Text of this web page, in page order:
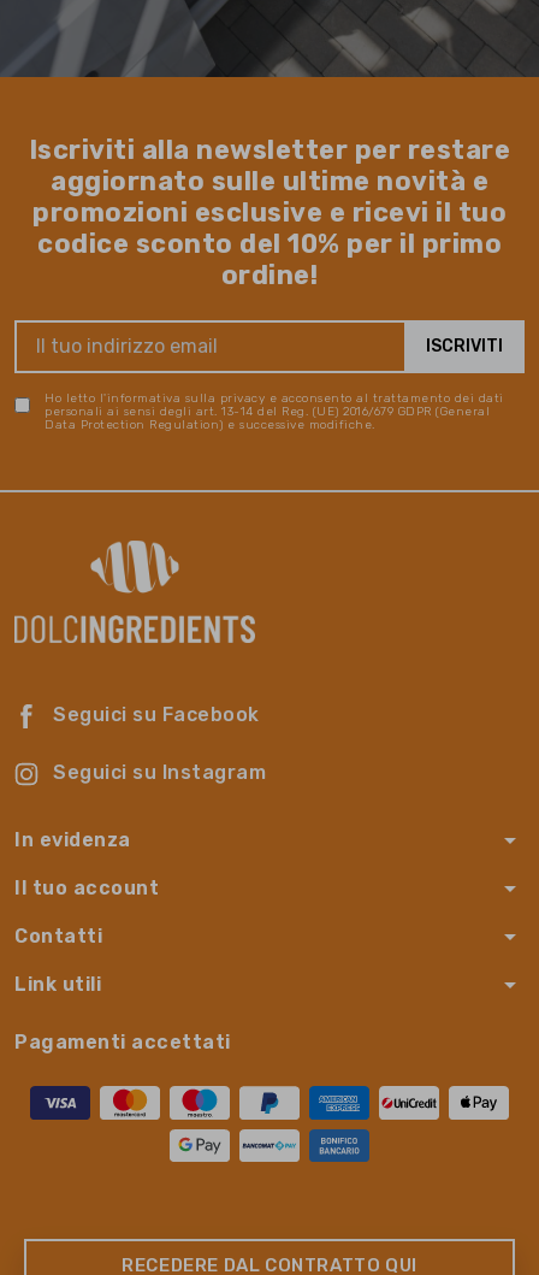
Iscriviti alla newsletter per restare
aggiornato sulle ultime novità e
promozioni esclusive e ricevi il tuo
codice sconto del 10% per il primo
ordine!
Ho letto l'informativa sulla privacy e acconsento al trattamento dei dati
personali ai sensi degli art. 13-14 del Reg. (UE) 2016/679 GDPR (General
Data Protection Regulation) e successive modifiche.
Seguici su Facebook
Seguici su Instagram
In evidenza arrow_drop_down
Il tuo account arrow_drop_down
Contatti arrow_drop_down
Link utili arrow_drop_down
Pagamenti accettati
RECEDERE DAL CONTRATTO QUI